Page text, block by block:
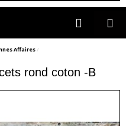
Affaires
rond coton -B